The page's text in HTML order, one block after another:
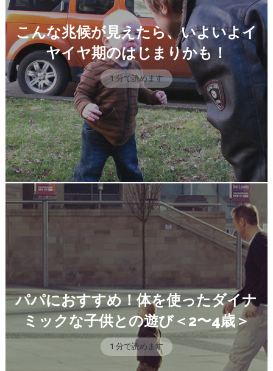
こんな兆候が見えたら、いよいよイ
ヤイヤ期のはじまりかも！
1 分で読めます
パパにおすすめ！体を使ったダイナ
ミックな子供との遊び＜2〜4歳＞
1 分で読めます